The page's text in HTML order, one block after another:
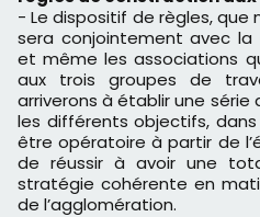
- Le dispositif de règles, que
sera conjointement avec la
et même les associations
aux trois groupes de
arriverons à établir une série
les différents objectifs,
être opératoire à partir de
de réussir à avoir une
stratégie cohérente en
de l’agglomération.